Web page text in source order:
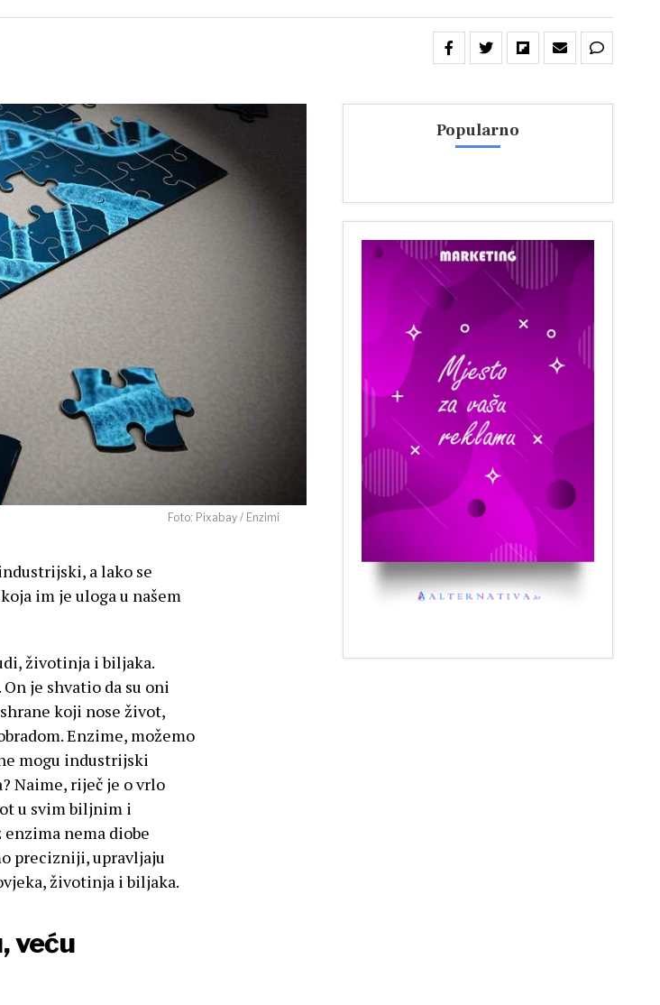
Foto: Pixabay / Enzimi
a lako se
im je uloga u našem
životinja i biljaka.
je shvatio da su oni
koji nose život,
Enzime, možemo
mogu industrijski
Naime, riječ je o vrlo
u svim biljnim i
nema diobe
precizniji, upravljaju
životinja i biljaka.
veću
Popularno